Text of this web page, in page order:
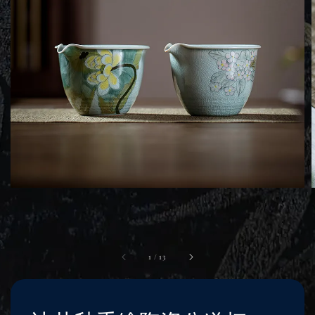
1 /13